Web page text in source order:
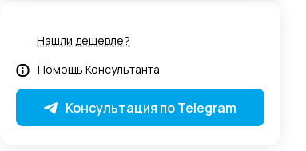
Нашли дешевле?
Помощь Консультанта
Консультация по Telegram